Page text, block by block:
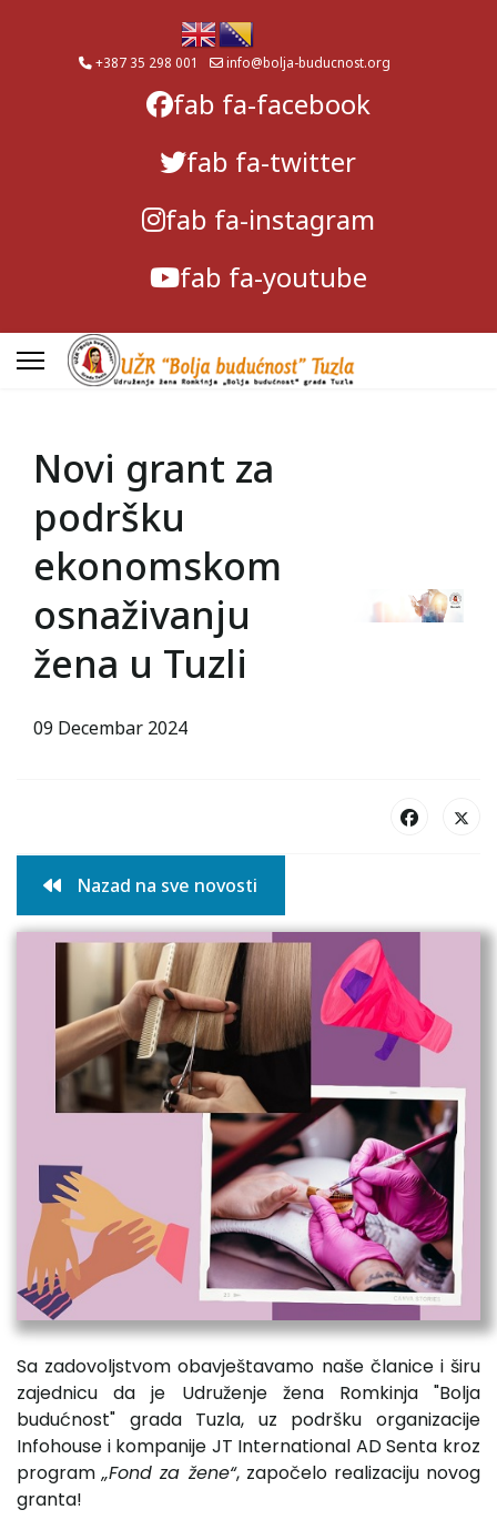
+387 35 298 001 info@bolja-buducnost.org
fab fa-facebook
fab fa-twitter
fab fa-instagram
fab fa-youtube
Novi grant za
podršku
ekonomskom
osnaživanju
žena u Tuzli
09 Decembar 2024
Nazad na sve novosti
Sa zadovoljstvom obavještavamo naše članice i širu
zajednicu da je Udruženje žena Romkinja "Bolja
budućnost" grada Tuzla, uz podršku organizacije
Infohouse i kompanije JT International AD Senta kroz
program„Fond za žene“, započelo realizaciju novog
granta!